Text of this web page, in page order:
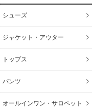
シューズ
ジャケット・アウター
トップス
パンツ
オールインワン・サロペット